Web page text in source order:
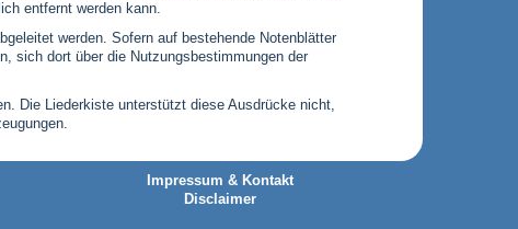
entfernt werden kann.
werden. Sofern auf bestehende Notenblätter
sich dort über die Nutzungsbestimmungen der
Die Liederkiste unterstützt diese Ausdrücke nicht,
Impressum & Kontakt
Disclaimer